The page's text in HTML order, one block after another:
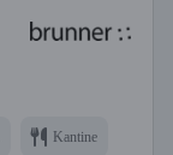
Kantine